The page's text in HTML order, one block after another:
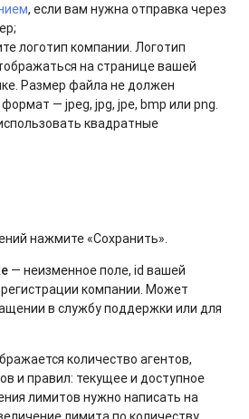
, если вам нужна отправка через
логотип компании. Логотип
на странице вашей
Размер файла не должен
— jpeg, jpg, jpe, bmp или png.
квадратные
нажмите «Сохранить».
— неизменное поле, id вашей
компании. Может
в службу поддержки или для
количество агентов,
и правил: текущее и доступное
лимитов нужно написать на